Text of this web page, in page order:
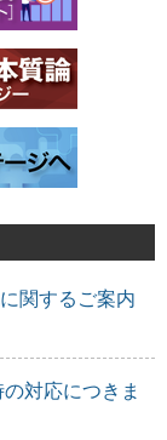
関するご案内
対応につきま